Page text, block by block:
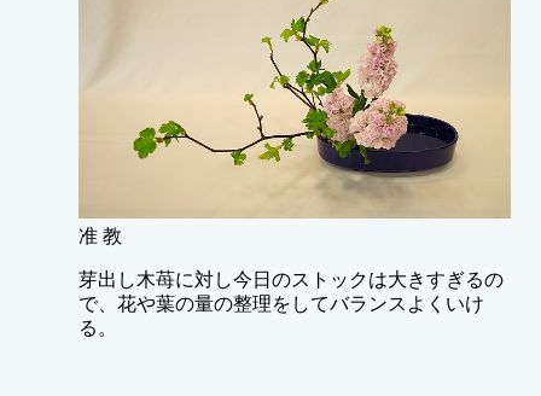
准 教
芽出し木苺に対し今日のストックは大きすぎるの
で、花や葉の量の整理をしてバランスよくいけ
る。